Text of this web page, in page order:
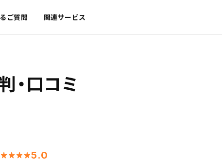
ご質問 関連サービス
・口コミ
5.0